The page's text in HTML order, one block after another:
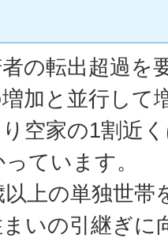
の転出超過を
加と並行して
空家の1割近
ています。
以上の単独世
いの引継ぎに